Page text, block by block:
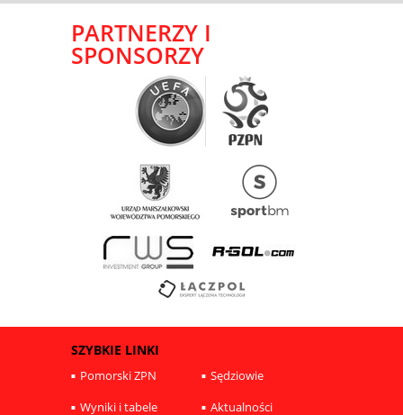
PARTNERZY I
SPONSORZY
SZYBKIE LINKI
Pomorski ZPN
Sędziowie
Wyniki i tabele
Aktualności